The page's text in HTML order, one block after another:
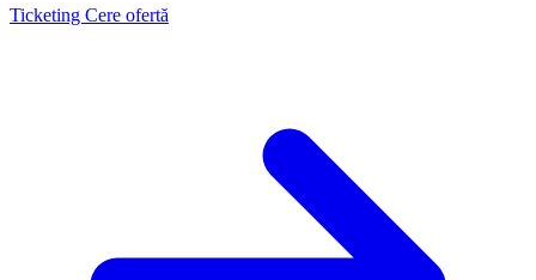
Ticketing Cere ofertă